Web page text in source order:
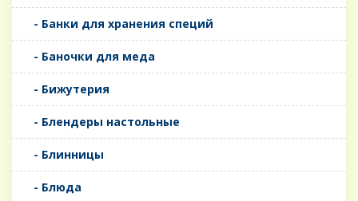
- Банки для хранения специй
- Баночки для меда
- Бижутерия
- Блендеры настольные
- Блинницы
- Блюда